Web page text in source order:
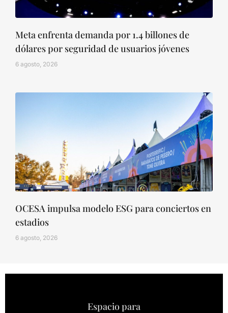
Meta enfrenta demanda por 1.4 billones de
dólares por seguridad de usuarios jóvenes
6 agosto, 2026
OCESA impulsa modelo ESG para conciertos en
estadios
6 agosto, 2026
Espacio para